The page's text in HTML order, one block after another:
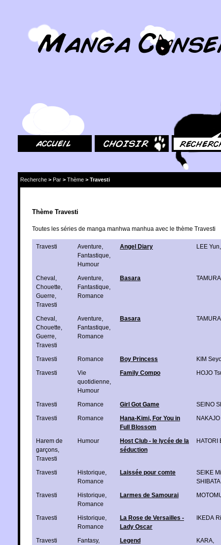
Recherche > Par > Thème > Travesti
Thème Travesti
Toutes les séries de manga manhwa manhua avec le thème Travesti
Travesti Aventure
Fantastique
Humour
Angel Diary LEE Yun
Cheval
Chouette
Guerre
Travesti
Aventure
Fantastique
Romance
Basara
Cheval
Chouette
Guerre
Travesti
Aventure
Fantastique
Romance
Basara
Travesti Romance Boy Princess
KIM
Travesti
Vie
quotidienne
Humour
Family Compo HOJO
Travesti Romance Girl Got Game
SEINO
Travesti
Romance
Hana-Kimi, For You in
Full Blossom
Harem de
garçons
Travesti
Humour
Host Club - le lycée de la
séduction
HATORI
Travesti Historique
Romance
Laissée pour comte
SEIKE
Travesti
Historique
Romance
Larmes de Samourai
Travesti Historique
Romance
La Rose de Versailles -
Lady Oscar
IKEDA
Travesti Fantasy,
Legend KARA